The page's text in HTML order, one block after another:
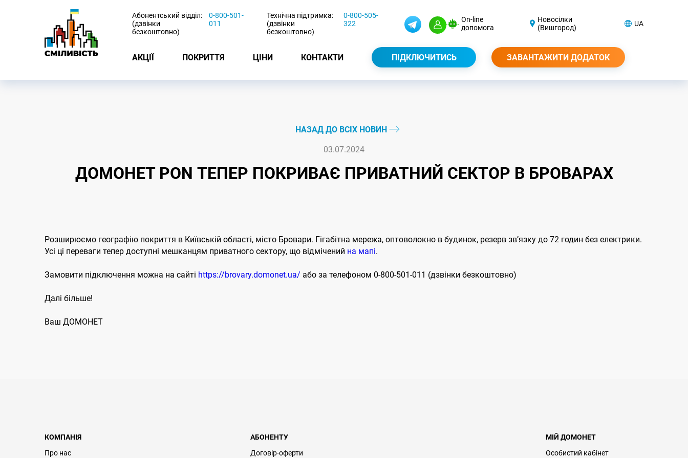
Абонентський відділ:
(дзвінки
безкоштовно)
0-800-501-
011
Технічна підтримка:
(дзвінки
безкоштовно)
0-800-505-
322
On-line
допомога
Новосілки
(Вишгород)
UA
АКЦІЇ ПОКРИТТЯ ЦІНИ КОНТАКТИ ПІДКЛЮЧИТИСЬ ЗАВАНТАЖИТИ ДОДАТОК
НАЗАД ДО ВСІХ НОВИН
03.07.2024
ДОМОНЕТ PON ТЕПЕР ПОКРИВАЄ ПРИВАТНИЙ СЕКТОР В БРОВАРАХ
Розширюємо географію покриття в Київській області, місто Бровари. Гігабітна мережа, оптоволокно в будинок, резерв звʼязку до 72 годин без електрики.
Усі ці переваги тепер доступні мешканцям приватного сектору, що відмічений на мапі.
Замовити підключення можна на сайті https://brovary.domonet.ua/ або за телефоном 0-800-501-011 (дзвінки безкоштовно)
Далі більше!
Ваш ДОМОНЕТ
КОМПАНІЯ
Про нас
АБОНЕНТУ
Договір-оферти
МІЙ ДОМОНЕТ
Особистий кабінет